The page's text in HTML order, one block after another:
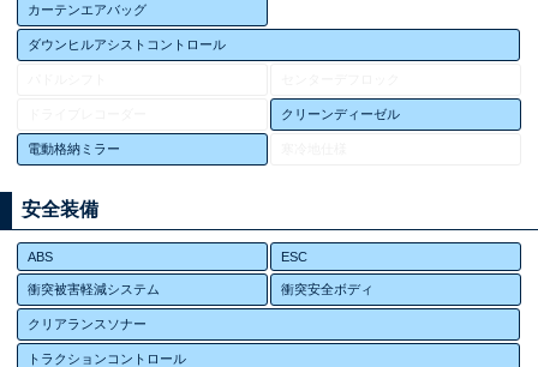
カーテンエアバッグ
ダウンヒルアシストコントロール
クリーンディーゼル
電動格納ミラー
安全装備
ABS ESC
衝突被害軽減システム 衝突安全ボディ
クリアランスソナー
トラクションコントロール